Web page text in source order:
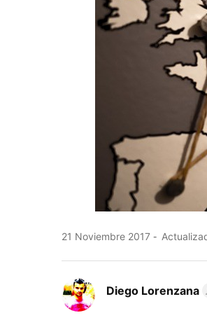
21 Noviembre 2017
Diego Lorenzana